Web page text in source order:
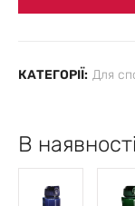
КАТЕГОРІЇ: Для
В